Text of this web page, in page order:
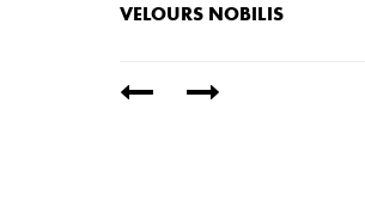
VELOURS NOBILIS